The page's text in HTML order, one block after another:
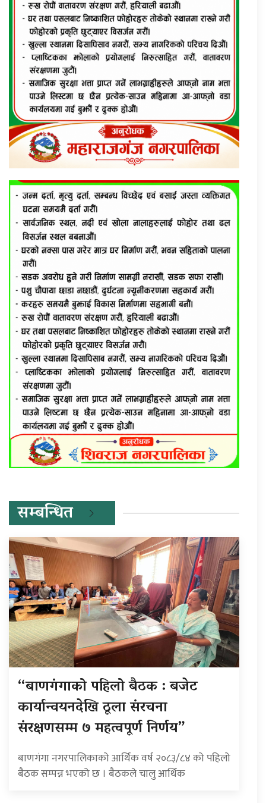
सम्बन्धित
“बाणगंगाको पहिलो बैठक : बजेट
कार्यान्वयनदेखि ठूला संरचना
संरक्षणसम्म ७ महत्वपूर्ण निर्णय”
बाणगंगा नगरपालिकाको आर्थिक वर्ष २०८३/८४ को पहिलो
बैठक सम्पन्न भएको छ । बैठकले चालु आर्थिक